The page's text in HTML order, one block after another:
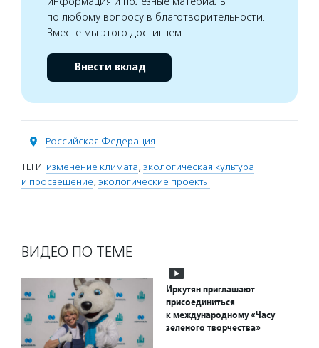
по любому вопросу в благотворительности.
Вместе мы этого достигнем
Внести вклад
Российская Федерация
ТЕГИ: изменение климата, экологическая культура
и просвещение, экологические проекты
ВИДЕО ПО ТЕМЕ
Иркутян приглашают
присоединиться
к международному «Часу
зеленого творчества»